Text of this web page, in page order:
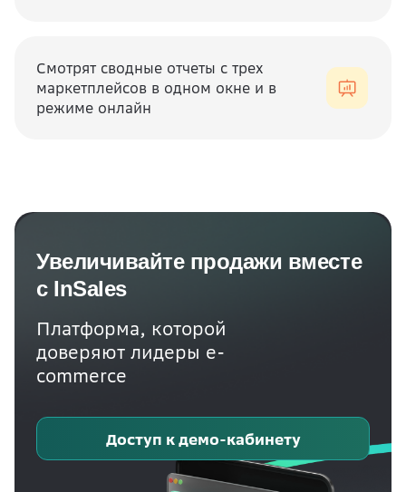
Смотрят сводные отчеты с трех
маркетплейсов в одном окне и в
режиме онлайн
Увеличивайте продажи вместе
с InSales
Платформа, которой
доверяют лидеры e-
commerce
Доступ к демо-кабинету